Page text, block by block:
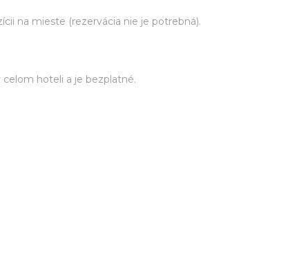
na mieste (rezervácia nie je potrebná).
hoteli a je bezplatné.